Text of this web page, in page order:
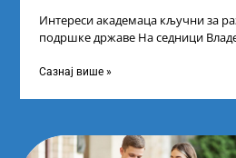
Интереси академаца кључни за
подршке државе На седници
Сазнај више »